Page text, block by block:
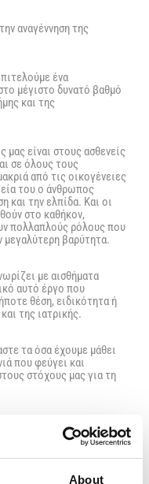
About
αναγέννηση της
ένα
μέγιστο δυνατό βαθμό
και της
μας είναι στους ασθενείς
σε όλους τους
από τις οικογένειες
του ο άνθρωπος
και την ελπίδα. Και οι
στο καθήκον,
πολλαπλούς ρόλους που
βαρύτητα.
με αισθήματα
αυτό έργο που
θέση, ειδικότητα ή
της ιατρικής.
τα όσα έχουμε μάθει
που φεύγει και
στόχους μας για τη
και ενισχύσει τις
μελών μας, έχουμε
Ιατρικού
των Ιατρών της
φορείς εκεί και